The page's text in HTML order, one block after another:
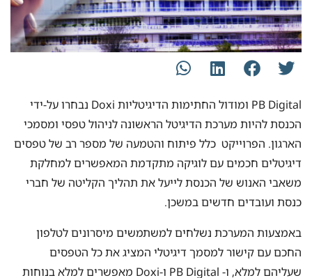
PB Digital ומודול החתימות הדיגיטליות Doxi נבחרו על-ידי
הכנסת להיות מערכת הדיגיטל הראשונה לניהול טפסי ומסמכי
הארגון. הפרוייקט כלל פיתוח והטמעה של מספר רב של טפסים
דיגיטלים חכמים עם לוגיקה מתקדמת המאפשרים למחלקת
משאבי האנוש של הכנסת לייעל את תהליך הקליטה של חברי
כנסת ועובדים חדשים במשכן.
באמצעות המערכת נשלחים למשתמשים מיסרונים לטלפון
החכם עם קישור למסמך דיגיטלי המציג את כל הטפסים
שעליהם למלא, ו- PB Digital ו-Doxi מאפשרים למלא בנוחות